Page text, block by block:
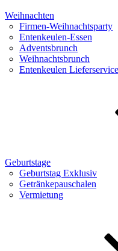
Weihnachten
Firmen-Weihnachtsparty
Entenkeulen-Essen
Adventsbrunch
Weihnachtsbrunch
Entenkeulen
Geburtstage
Geburtstag Exklusiv
Getränkepauschalen
Vermietung